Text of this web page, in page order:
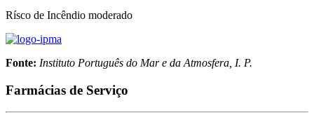
Rísco de Incêndio moderado
Fonte: Instituto Português do Mar e da Atmosfera, I. P.
Farmácias de Serviço